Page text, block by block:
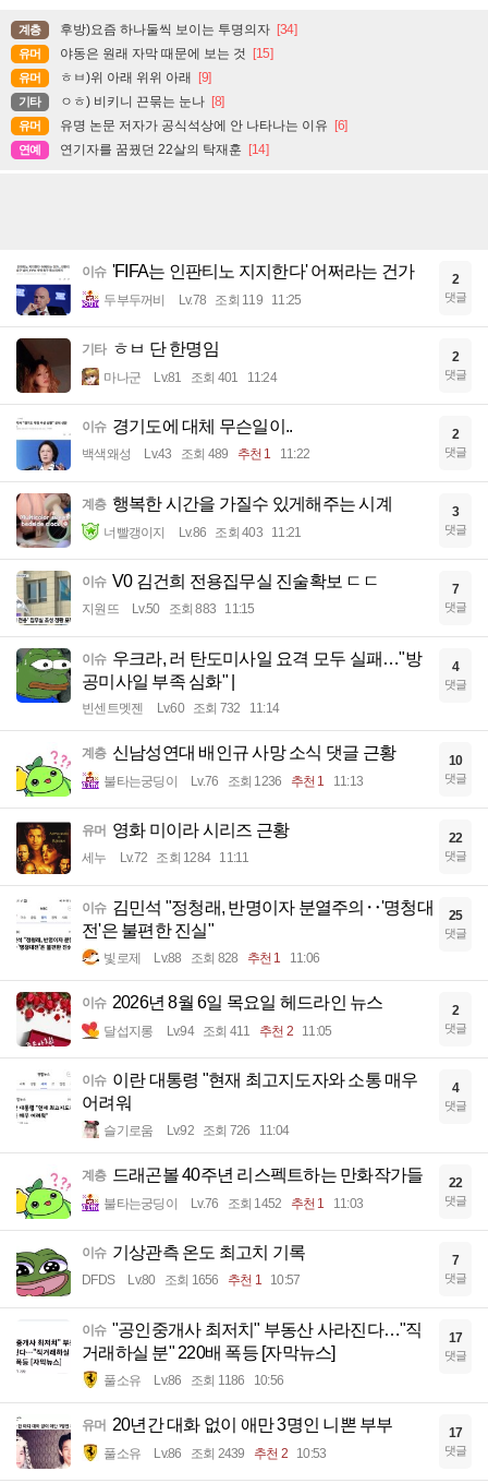
계층 후방)요즘 하나둘씩 보이는 투명의자 [34]
유머 야동은 원래 자막 때문에 보는 것 [15]
유머 ㅎㅂ)위 아래 위위 아래 [9]
기타 ㅇㅎ) 비키니 끈묶는 눈나 [8]
유머 유명 논문 저자가 공식석상에 안 나타나는 이유 [6]
연예 연기자를 꿈꿨던 22살의 탁재훈 [14]
이슈 'FIFA는 인판티노 지지한다' 어쩌라는 건가
두부두꺼비 Lv.78 조회 119 11:25
2
댓글
기타 ㅎㅂ 단 한명임
마나군 Lv.81 조회 401 11:24
2
댓글
이슈 경기도에 대체 무슨일이..
백색왜성 Lv.43 조회 489 추천 1 11:22
2
댓글
계층 행복한 시간을 가질수 있게해주는 시계
너빨갱이지 Lv.86 조회 403 11:21
3
댓글
이슈 V0 김건희 전용집무실 진술확보 ㄷㄷ
지원뜨 Lv.50 조회 883 11:15
7
댓글
이슈 우크라, 러 탄도미사일 요격 모두 실패…"방
공미사일 부족 심화" |
빈센트멧젠 Lv.60 조회 732 11:14
4
댓글
계층 신남성연대 배인규 사망 소식 댓글 근황
불타는궁딩이 Lv.76 조회 1236 추천 1 11:13
10
댓글
유머 영화 미이라 시리즈 근황
세누 Lv.72 조회 1284 11:11
22
댓글
이슈 김민석 "정청래, 반명이자 분열주의‥'명청대
전'은 불편한 진실"
빛로제 Lv.88 조회 828 추천 1 11:06
25
댓글
이슈 2026년 8월 6일 목요일 헤드라인 뉴스
달섭지롱 Lv.94 조회 411 추천 2 11:05
2
댓글
이슈 이란 대통령 "현재 최고지도자와 소통 매우
어려워
슬기로움 Lv.92 조회 726 11:04
4
댓글
계층 드래곤볼 40주년 리스펙트하는 만화작가들
불타는궁딩이 Lv.76 조회 1452 추천 1 11:03
22
댓글
이슈 기상관측 온도 최고치 기록
DFDS Lv.80 조회 1656 추천 1 10:57
7
댓글
이슈 "공인중개사 최저치" 부동산 사라진다…"직
거래하실 분" 220배 폭등 [자막뉴스]
풀소유 Lv.86 조회 1186 10:56
17
댓글
유머 20년간 대화 없이 애만 3명인 니뽄 부부
풀소유 Lv.86 조회 2439 추천 2 10:53
17
댓글